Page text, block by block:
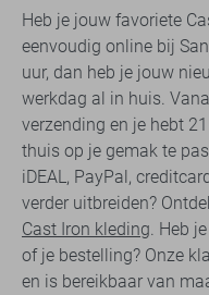
Heb je jouw favoriete
eenvoudig online bij
uur, dan heb je jouw
werkdag al in huis.
verzending en je hebt
thuis op je gemak te
iDEAL, PayPal,
verder uitbreiden?
Cast Iron kleding. Heb
of je bestelling? Onze
en is bereikbaar van